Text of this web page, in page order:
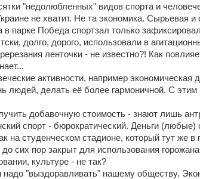
"недолюбленных" видов спорта и
не хватит. Не та экономика. Сырьевая и
в парке Победа спортзал только
долго, дорого, использовали в
ленточки - не известно?! Как
активности, например экономическая
людей, делать её более гармоничной. С этим
добавочную стоимость - знают лишь
спорт - бюрократический. Деньги (любые)
на студенческом стадионе, который тут же
сих пор закрыт для использования
культуре - не так?
надо "выздоравливать" нашему обществу.